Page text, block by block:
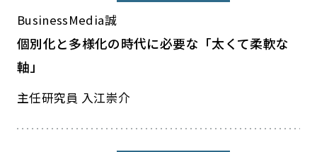
BusinessMedia誠
個別化と多様化の時代に必要な「太くて柔軟な
軸」
主任研究員 入江崇介